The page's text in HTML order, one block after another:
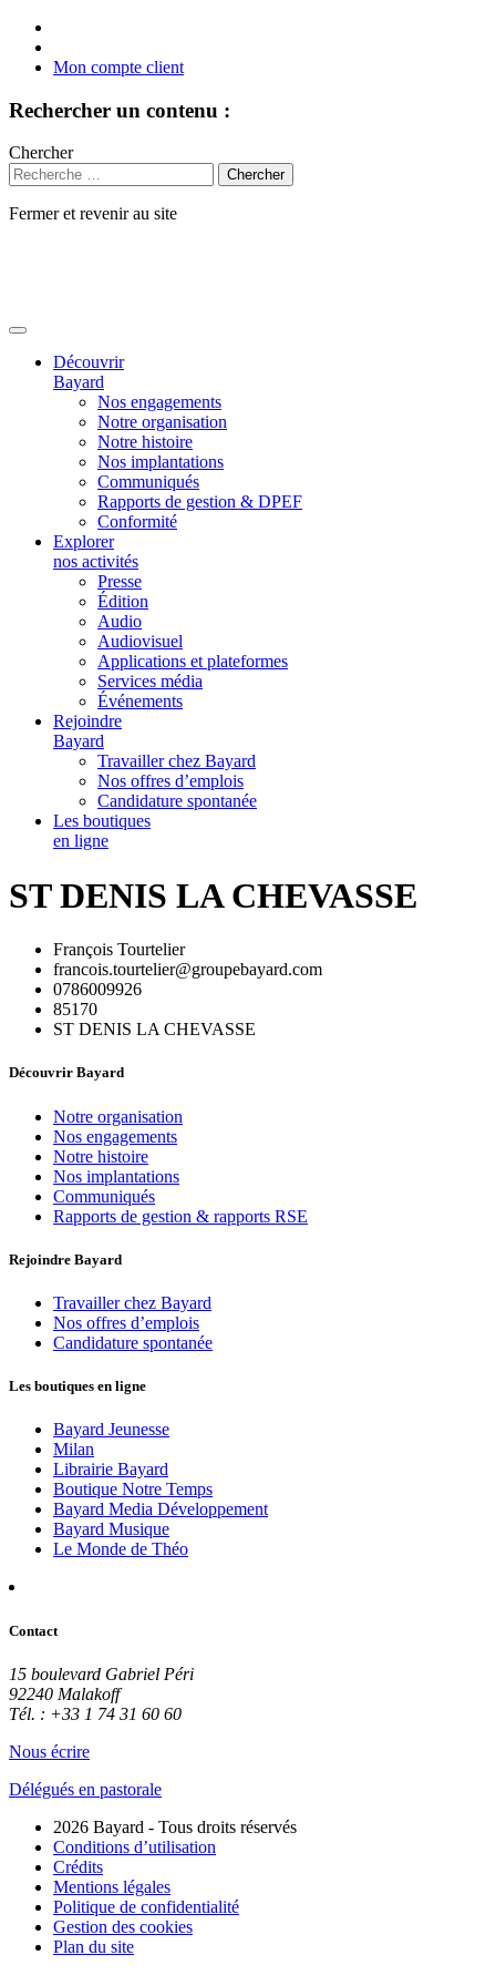
Mon compte client
Rechercher un contenu :
Chercher
Fermer et revenir au site
Découvrir
Bayard
Nos engagements
Notre organisation
Notre histoire
Nos implantations
Communiqués
Rapports de gestion & DPEF
Conformité
Explorer
nos activités
Presse
Édition
Audio
Audiovisuel
Applications et plateformes
Services média
Événements
Rejoindre
Bayard
Travailler chez Bayard
Nos offres d’emplois
Candidature spontanée
Les boutiques
en ligne
ST DENIS LA CHEVASSE
François Tourtelier
francois.tourtelier@groupebayard.com
0786009926
85170
ST DENIS LA CHEVASSE
Découvrir Bayard
Notre organisation
Nos engagements
Notre histoire
Nos implantations
Communiqués
Rapports de gestion & rapports RSE
Rejoindre Bayard
Travailler chez Bayard
Nos offres d’emplois
Candidature spontanée
Les boutiques en ligne
Bayard Jeunesse
Milan
Librairie Bayard
Boutique Notre Temps
Bayard Media Développement
Bayard Musique
Le Monde de Théo
Contact
15 boulevard Gabriel Péri
92240 Malakoff
Tél. : +33 1 74 31 60 60
Nous écrire
Délégués en pastorale
2026 Bayard - Tous droits réservés
Conditions d’utilisation
Crédits
Mentions légales
Politique de confidentialité
Gestion des cookies
Plan du site